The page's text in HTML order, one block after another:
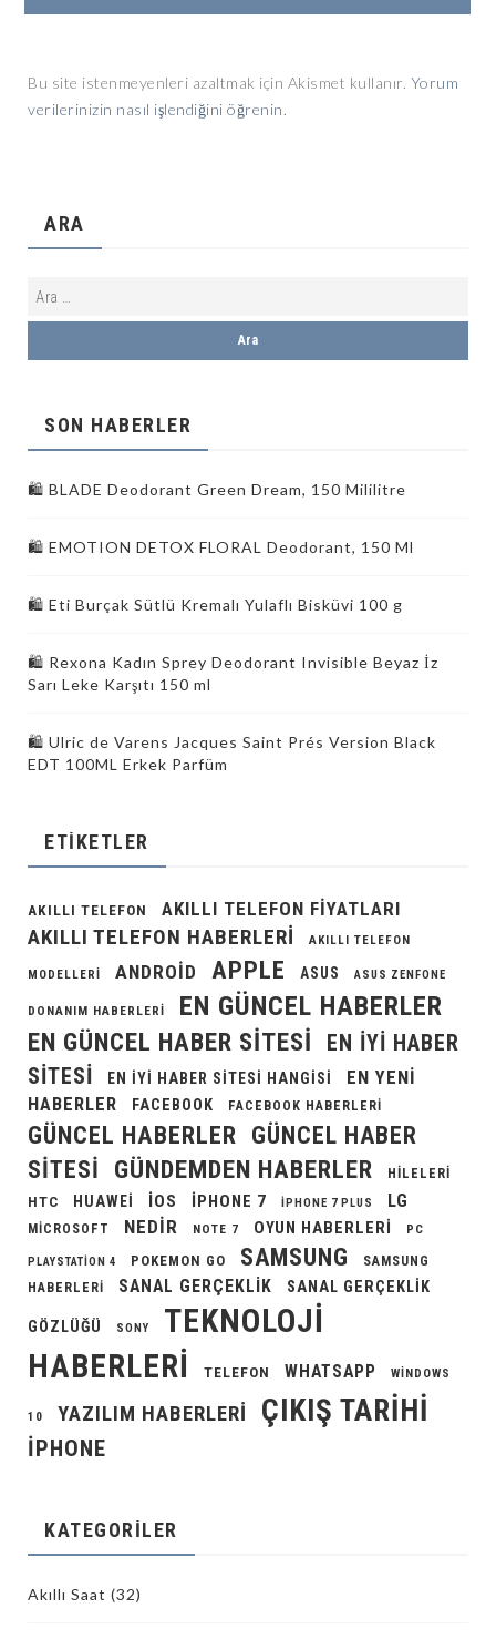
Bu site istenmeyenleri azaltmak için Akismet kullanır. Yorum
verilerinizin nasıl işlendiğini öğrenin.
ARA
SON HABERLER
🛍️ BLADE Deodorant Green Dream, 150 Mililitre
🛍️ EMOTION DETOX FLORAL Deodorant, 150 Ml
🛍️ Eti Burçak Sütlü Kremalı Yulaflı Bisküvi 100 g
🛍️ Rexona Kadın Sprey Deodorant Invisible Beyaz İz
Sarı Leke Karşıtı 150 ml
🛍️ Ulric de Varens Jacques Saint Prés Version Black
EDT 100ML Erkek Parfüm
ETIKETLER
AKILLI TELEFON AKILLI TELEFON FIYATLARI
AKILLI TELEFON HABERLERI AKILLI TELEFON
MODELLERI ANDROID APPLE ASUS ASUS ZENFONE
DONANIM HABERLERI EN GÜNCEL HABERLER
EN GÜNCEL HABER SITESI
EN IYI HABER
SITESI
EN IYI HABER SITESI HANGISI
EN YENI
HABERLER
FACEBOOK FACEBOOK HABERLERI
GÜNCEL HABERLER
GÜNCEL HABER
SITESI
GÜNDEMDEN HABERLER
HILELERI
HTC
HUAWEI IOS IPHONE 7 IPHONE 7 PLUS LG
MICROSOFT NEDIR NOTE 7 OYUN HABERLERI PC
PLAYSTATION 4 POKEMON GO SAMSUNG
SAMSUNG
HABERLERI
SANAL GERÇEKLIK SANAL GERÇEKLIK
GÖZLÜĞÜ SONY
TEKNOLOJI
HABERLERI
TELEFON WHATSAPP WINDOWS
10 YAZILIM HABERLERI ÇIKIŞ TARIHI
İPHONE
KATEGORILER
Akıllı Saat (32)